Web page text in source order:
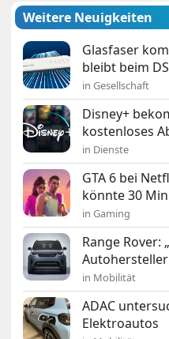
Weitere Neuigkeiten
Glasfaser
bleibt beim
in Gesellschaft
Disney+
kostenloses
in Dienste
GTA 6 bei
könnte 30
in Gaming
Range Rover:
in Mobilität
ADAC
Elektroautos